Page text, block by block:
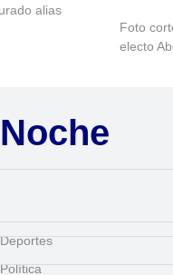
alias
Foto
electo
Deportes
Política